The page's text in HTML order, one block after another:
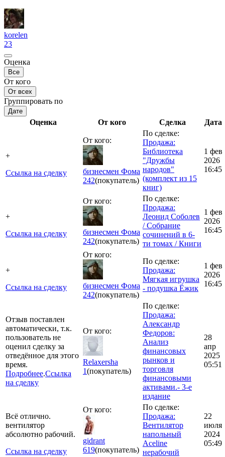
korelen
23
Оценка
Все
От кого
От всех
Группировать по
Дате
Оценка От кого Сделка Дата
+
Ссылка на сделку
От кого:
бизнесмен Фома
242(покупатель)
По сделке:
Продажа:
Библиотека
"Дружбы
народов"
(комплект из 15
книг)
1 фев
2026
16:45
+
Ссылка на сделку
От кого:
бизнесмен Фома
242(покупатель)
По сделке:
Продажа:
Леонид Соболев
/ Собрание
сочинений в 6-
ти томах / Книги
1 фев
2026
16:45
+
Ссылка на сделку
От кого:
бизнесмен Фома
242(покупатель)
По сделке:
Продажа:
Мягкая игрушка
- подушка Ёжик
1 фев
2026
16:45
Отзыв поставлен
автоматически, т.к.
пользователь не
оценил сделку за
отведённое для этого
время.
Подробнее.Ссылка
на сделку
От кого:
Relaxersha
1(покупатель)
По сделке:
Продажа:
Александр
Федоров:
Анализ
финансовых
рынков и
торговля
финансовыми
активами.- 3-е
издание
28
апр
2025
05:51
Всё отлично.
вентилятор
абсолютно рабочий.
Ссылка на сделку
От кого:
gidrant
619(покупатель)
По сделке:
Продажа:
Вентилятор
напольный
Aceline
нерабочий
22
июля
2024
05:49